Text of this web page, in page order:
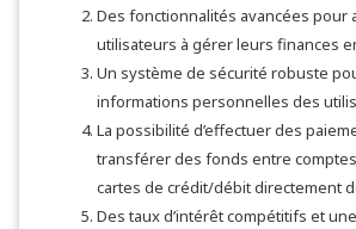
Des fonctionnalités avancées pour
utilisateurs à gérer leurs finances
Un système de sécurité robuste
informations personnelles des
La possibilité d’effectuer des
transférer des fonds entre
cartes de crédit/débit directement
Des taux d’intérêt compétitifs et